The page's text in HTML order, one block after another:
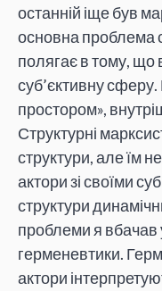
останній іще був
основна проблема
полягає в тому, що
суб’єктивну
простором»,
Структурні
структури, але їм
актори зі своїми
структури
проблеми я вбачав
герменевтики.
актори